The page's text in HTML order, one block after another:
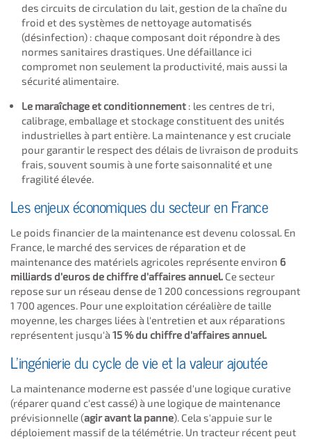
des circuits de circulation du lait, gestion de la chaîne du
froid et des systèmes de nettoyage automatisés
(désinfection) : chaque composant doit répondre à des
normes sanitaires drastiques. Une défaillance ici
compromet non seulement la productivité, mais aussi la
sécurité alimentaire.
Le maraîchage et conditionnement : les centres de tri,
calibrage, emballage et stockage constituent des unités
industrielles à part entière. La maintenance y est cruciale
pour garantir le respect des délais de livraison de produits
frais, souvent soumis à une forte saisonnalité et une
fragilité élevée.
Les enjeux économiques du secteur en France
Le poids financier de la maintenance est devenu colossal. En
France, le marché des services de réparation et de
maintenance des matériels agricoles représente environ 6
milliards d'euros de chiffre d'affaires annuel. Ce secteur
repose sur un réseau dense de 1 200 concessions regroupant
1 700 agences. Pour une exploitation céréalière de taille
moyenne, les charges liées à l'entretien et aux réparations
représentent jusqu'à 15 % du chiffre d'affaires annuel.
L'ingénierie du cycle de vie et la valeur ajoutée
La maintenance moderne est passée d'une logique curative
(réparer quand c'est cassé) à une logique de maintenance
prévisionnelle (agir avant la panne). Cela s'appuie sur le
déploiement massif de la télémétrie. Un tracteur récent peut